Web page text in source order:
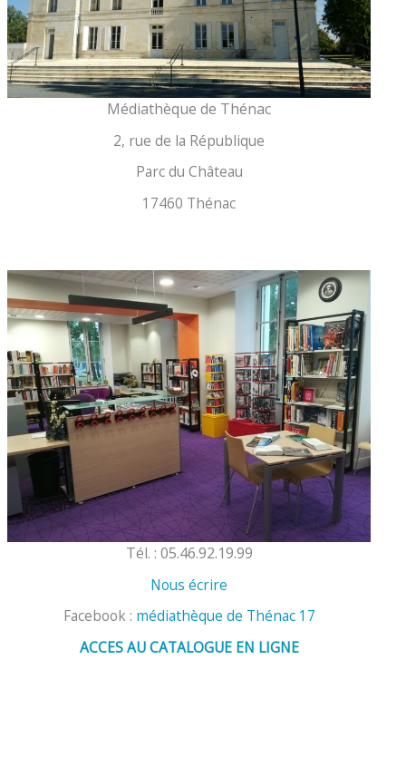
Médiathèque de Thénac
2, rue de la République
Parc du Château
17460 Thénac
Tél. : 05.46.92.19.99
Nous écrire
Facebook : médiathèque de Thénac 17
ACCES AU CATALOGUE EN LIGNE